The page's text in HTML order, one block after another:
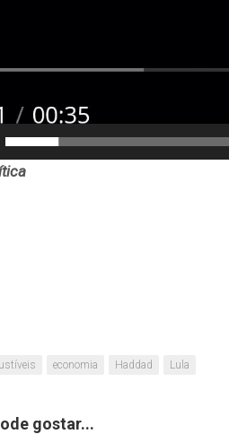
economia Haddad Lula
gostar...